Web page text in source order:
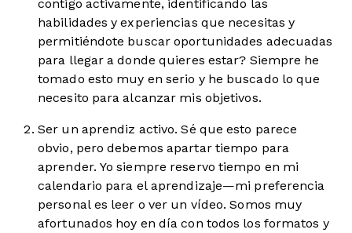
contigo activamente, identificando las
habilidades y experiencias que necesitas y
permitiéndote buscar oportunidades adecuadas
para llegar a donde quieres estar? Siempre he
tomado esto muy en serio y he buscado lo que
necesito para alcanzar mis objetivos.
Ser un aprendiz activo. Sé que esto parece
obvio, pero debemos apartar tiempo para
aprender. Yo siempre reservo tiempo en mi
calendario para el aprendizaje—mi preferencia
personal es leer o ver un vídeo. Somos muy
afortunados hoy en día con todos los formatos y